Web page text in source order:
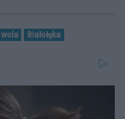
wola Białołęka